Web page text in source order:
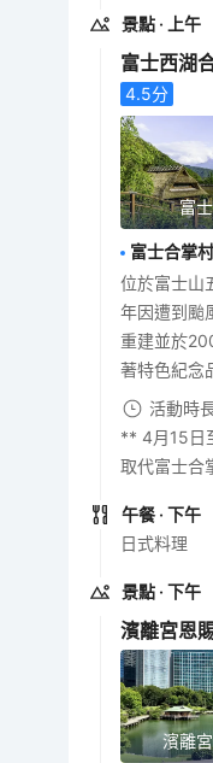
景點 · 上午
富士西湖
4.5分
富
富士合掌村
位於富士山
年因遭到颱
重建並於
著特色紀念
活動時
** 4月15日
取代富士合
午餐 · 下午
日式料理
景點 · 下午
濱離宮恩
濱離